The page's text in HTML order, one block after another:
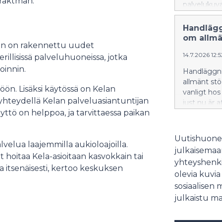
on rakennettu uudet
palveluhuoneissa, jotka
Lisäksi käytössä on Kelan
Kelan palveluasiantuntijan
on helppoa, ja tarvittaessa paikan
laajemmilla aukioloajoilla.
Kela-asioitaan kasvokkain tai
kertoo keskuksen
koskee
om
14.7.2026
allmänt
vanligt
just nu är
olevia
sosiaalisen
julkaistu